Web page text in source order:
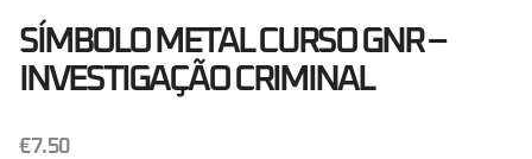
SÍMBOLO METAL CURSO GNR –
INVESTIGAÇÃO CRIMINAL
€7.50